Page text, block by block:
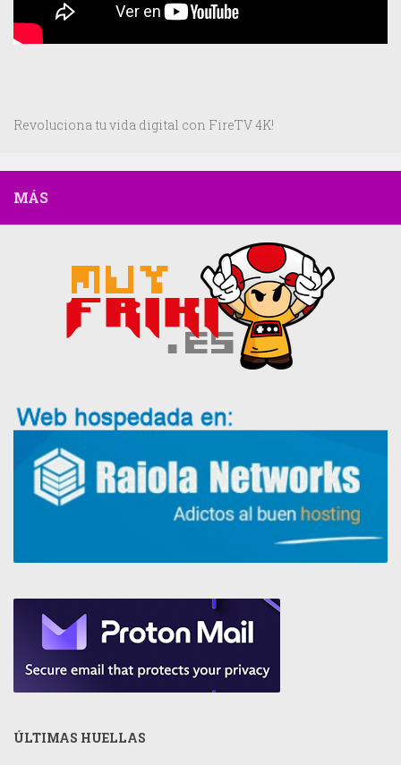
Revoluciona tu vida digital con FireTV 4K!
MÁS
ÚLTIMAS HUELLAS